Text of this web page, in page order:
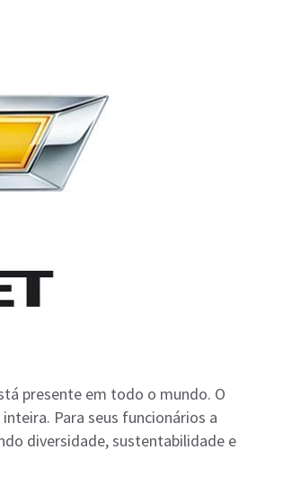
presente em todo o mundo. O
Para seus funcionários a
diversidade, sustentabilidade e